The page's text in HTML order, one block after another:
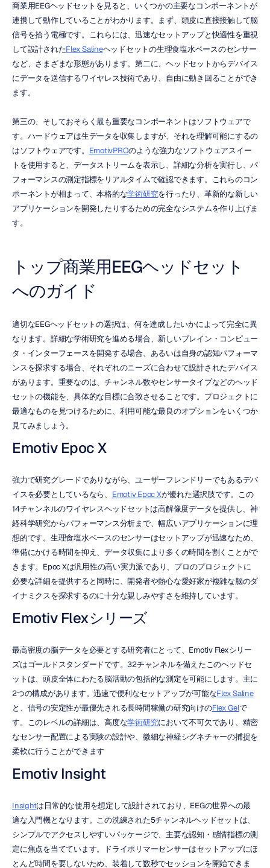
商業用EEGヘッドセットを見ると、いくつかの主要なコンポーネントが
連携して動作していることがわかります。まず、頭皮に直接接触して脳
信号を拾う電極です。これらには、迅速なセットアップと快適性を重視
して設計されたFlex Salineヘッドセットの生理食塩水ベースのセンサー
など、さまざまな形態があります。第二に、ヘッドセットからデバイス
にデータを送信するワイヤレス技術であり、自由に動き回ることができ
ます。
第三の、そしておそらく最も重要なコンポーネントはソフトウェアで
す。ハードウェアは生データを収集しますが、それを理解可能にするの
はソフトウェアです。 EmotivPROのような強力なソフトウェアスイー
トを使用すると、データストリームを表示し、詳細な分析を実行し、パ
フォーマンスの測定指標をリアルタイムで確認できます。これらのコン
ポーネントが相まって、本格的な学術研究を行ったり、革新的な新しい
アプリケーションを開発したりするための完全なシステムを作り上げま
す。
トップ商業用EEGヘッドセット
へのガイド
適切なEEGヘッドセットの選択は、何を達成したいかによって完全に異
なります。詳細な学術研究を進める場合、新しいブレイン・コンピュー
タ・インターフェースを開発する場合、あるいは自身の認知パフォーマ
ンスを探求する場合、それぞれのニーズに合わせて設計されたデバイス
があります。重要なのは、チャンネル数やセンサータイプなどのヘッド
セットの機能を、具体的な目標に合致させることです。プロジェクトに
最適なものを見つけるために、利用可能な最良のオプションをいくつか
見てみましょう。
Emotiv Epoc X
強力で研究グレードでありながら、ユーザーフレンドリーでもあるデバ
イスを必要としているなら、 Emotiv Epoc Xが優れた選択肢です。この
14チャンネルのワイヤレスヘッドセットは高解像度データを提供し、神
経科学研究からパフォーマンス分析まで、幅広いアプリケーションに理
想的です。生理食塩水ベースのセンサーはセットアップが迅速なため、
準備にかける時間を抑え、データ収集により多くの時間を割くことがで
きます。Epoc Xは汎用性の高い実力派であり、プロのプロジェクトに
必要な詳細を提供すると同時に、開発者や熱心な愛好家が複雑な脳のダ
イナミクスを探求するのに十分な親しみやすさを維持しています。
Emotiv Flexシリーズ
最高密度の脳データを必要とする研究者にとって、Emotiv Flexシリー
ズはゴールドスタンダードです。32チャンネルを備えたこのヘッドセ
ットは、頭皮全体にわたる脳活動の包括的な測定を可能にします。主に
2つの構成があります。迅速で便利なセットアップが可能なFlex Saline
と、信号の安定性が最優先される長時間稼働の研究向けのFlex Gelで
す。このレベルの詳細は、高度な学術研究において不可欠であり、精密
なセンサー配置による実験の設計や、微細な神経シグネチャーの捕捉を
柔軟に行うことができます
Emotiv Insight
Insightは日常的な使用を想定して設計されており、EEGの世界への最
適な入門機となります。この洗練された5チャンネルヘッドセットは、
シンプルでアクセスしやすいパッケージで、主要な認知・感情指標の測
定に焦点を当てています。ドライポリマーセンサーはセットアップにほ
とんど時間を要しないため、装着して数秒でセッションを開始できま